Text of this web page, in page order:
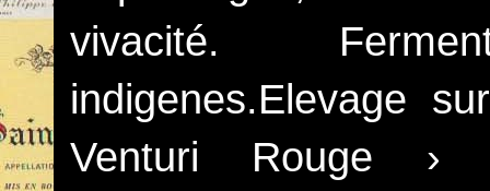
vivacité.
indigenes.Elevage
Venturi Rouge ›